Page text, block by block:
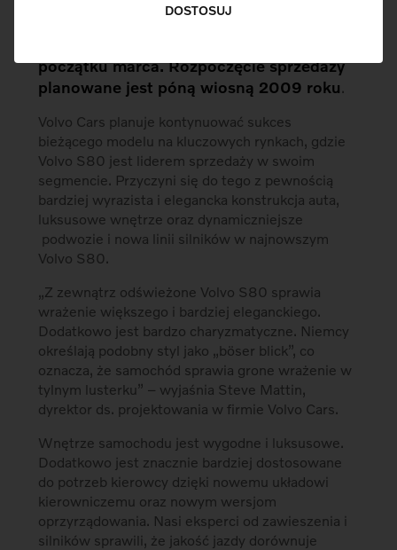
DOSTOSUJ
początku marca. Rozpoczęcie sprzedaży
planowane jest póną wiosną 2009 roku.
Volvo Cars planuje kontynuować sukces
bieżącego modelu na kluczowych rynkach, gdzie
Volvo S80 jest liderem sprzedaży w swoim
segmencie. Przyczyni się do tego z pewnością
bardziej wyrazista i elegancka konstrukcja auta,
luksusowe wnętrze oraz dynamiczniejsze
podwozie i nowa linii silników w najnowszym
Volvo S80.
„Z zewnątrz odświeżone Volvo S80 sprawia
wrażenie większego i bardziej eleganckiego.
Dodatkowo jest bardzo charyzmatyczne. Niemcy
określają podobny styl jako „böser blick”, co
oznacza, że samochód sprawia grone wrażenie w
tylnym lusterku” – wyjaśnia Steve Mattin,
dyrektor ds. projektowania w firmie Volvo Cars.
Wnętrze samochodu jest wygodne i luksusowe.
Dodatkowo jest znacznie bardziej dostosowane
do potrzeb kierowcy dzięki nowemu układowi
kierowniczemu oraz nowym wersjom
oprzyrządowania. Nasi eksperci od zawieszenia i
silników sprawili, że jakość jazdy dorównuje